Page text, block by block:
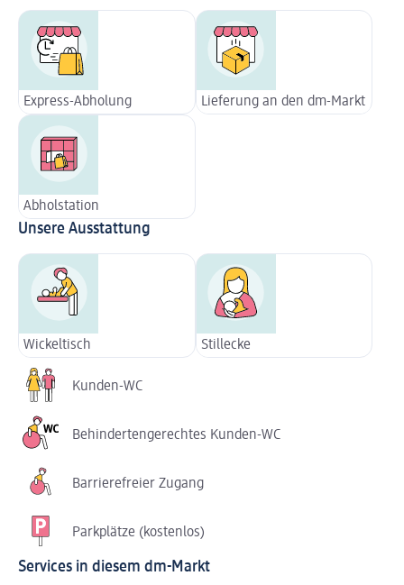
Express-Abholung Lieferung an den dm-Markt
Abholstation
Unsere Ausstattung
Wickeltisch Stillecke
Kunden-WC
Behindertengerechtes Kunden-WC
Barrierefreier Zugang
Parkplätze (kostenlos)
Services in diesem dm-Markt